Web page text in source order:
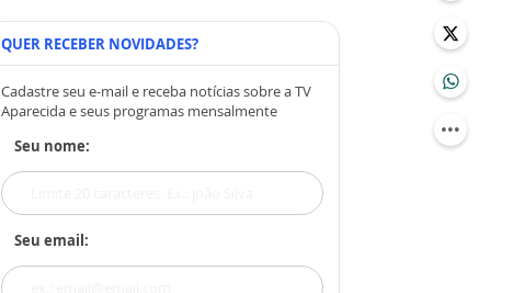
QUER RECEBER NOVIDADES?
Cadastre seu e-mail e receba notícias sobre a TV
Aparecida e seus programas mensalmente
Seu nome:
Seu email: